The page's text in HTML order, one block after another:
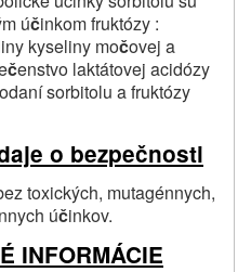
účinkom fruktózy :
kyseliny močovej a
čenstvo laktátovej acidózy
sorbitolu a fruktózy
o bezpečnosti
toxických, mutagénnych,
účinkov.
INFORMÁCIE